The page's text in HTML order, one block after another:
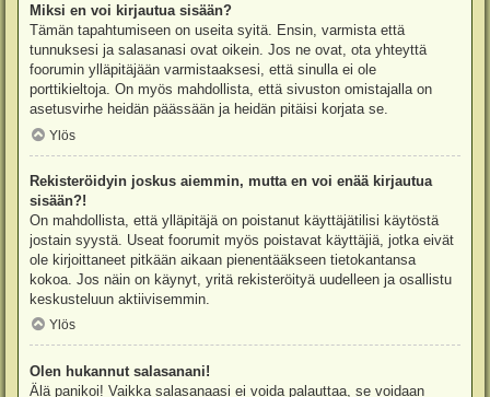
Miksi en voi kirjautua sisään?
Tämän tapahtumiseen on useita syitä. Ensin, varmista että
tunnuksesi ja salasanasi ovat oikein. Jos ne ovat, ota yhteyttä
foorumin ylläpitäjään varmistaaksesi, että sinulla ei ole
porttikieltoja. On myös mahdollista, että sivuston omistajalla on
asetusvirhe heidän päässään ja heidän pitäisi korjata se.
Ylös
Rekisteröidyin joskus aiemmin, mutta en voi enää kirjautua
sisään?!
On mahdollista, että ylläpitäjä on poistanut käyttäjätilisi käytöstä
jostain syystä. Useat foorumit myös poistavat käyttäjiä, jotka eivät
ole kirjoittaneet pitkään aikaan pienentääkseen tietokantansa
kokoa. Jos näin on käynyt, yritä rekisteröityä uudelleen ja osallistu
keskusteluun aktiivisemmin.
Ylös
Olen hukannut salasanani!
Älä panikoi! Vaikka salasanaasi ei voida palauttaa, se voidaan